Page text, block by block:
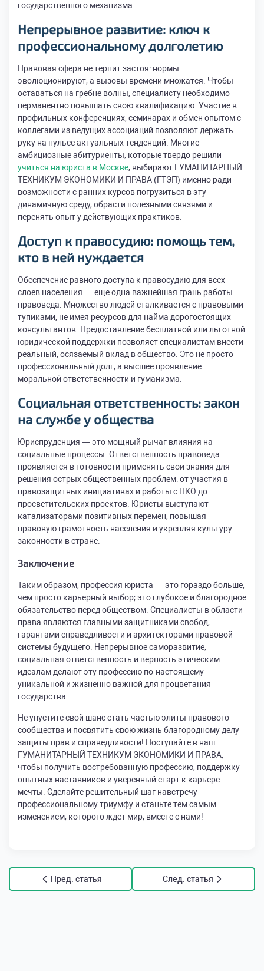
государственного механизма.
Непрерывное развитие: ключ к
профессиональному долголетию
Правовая сфера не терпит застоя: нормы
эволюционируют, а вызовы времени множатся. Чтобы
оставаться на гребне волны, специалисту необходимо
перманентно повышать свою квалификацию. Участие в
профильных конференциях, семинарах и обмен опытом с
коллегами из ведущих ассоциаций позволяют держать
руку на пульсе актуальных тенденций. Многие
амбициозные абитуриенты, которые твердо решили
учиться на юриста в Москве, выбирают ГУМАНИТАРНЫЙ
ТЕХНИКУМ ЭКОНОМИКИ И ПРАВА (ГТЭП) именно ради
возможности с ранних курсов погрузиться в эту
динамичную среду, обрасти полезными связями и
перенять опыт у действующих практиков.
Доступ к правосудию: помощь тем,
кто в ней нуждается
Обеспечение равного доступа к правосудию для всех
слоев населения — еще одна важнейшая грань работы
правоведа. Множество людей сталкивается с правовыми
тупиками, не имея ресурсов для найма дорогостоящих
консультантов. Предоставление бесплатной или льготной
юридической поддержки позволяет специалистам внести
реальный, осязаемый вклад в общество. Это не просто
профессиональный долг, а высшее проявление
моральной ответственности и гуманизма.
Социальная ответственность: закон
на службе у общества
Юриспруденция — это мощный рычаг влияния на
социальные процессы. Ответственность правоведа
проявляется в готовности применять свои знания для
решения острых общественных проблем: от участия в
правозащитных инициативах и работы с НКО до
просветительских проектов. Юристы выступают
катализаторами позитивных перемен, повышая
правовую грамотность населения и укрепляя культуру
законности в стране.
Заключение
Таким образом, профессия юриста — это гораздо больше,
чем просто карьерный выбор; это глубокое и благородное
обязательство перед обществом. Специалисты в области
права являются главными защитниками свобод,
гарантами справедливости и архитекторами правовой
системы будущего. Непрерывное саморазвитие,
социальная ответственность и верность этическим
идеалам делают эту профессию по-настоящему
уникальной и жизненно важной для процветания
государства.
Не упустите свой шанс стать частью элиты правового
сообщества и посвятить свою жизнь благородному делу
защиты прав и справедливости! Поступайте в наш
ГУМАНИТАРНЫЙ ТЕХНИКУМ ЭКОНОМИКИ И ПРАВА,
чтобы получить востребованную профессию, поддержку
опытных наставников и уверенный старт к карьере
мечты. Сделайте решительный шаг навстречу
профессиональному триумфу и станьте тем самым
изменением, которого ждет мир, вместе с нами!
Пред. статья След. статья